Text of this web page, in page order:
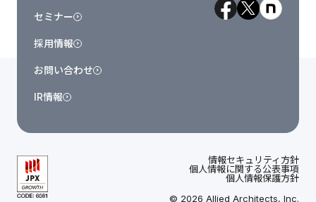
セミナー
採用情報
お問い合わせ
IR情報
情報セキュリティ方針
個人情報に関する公表事項
個人情報保護方針
© 2026 Allied Architects, Inc.